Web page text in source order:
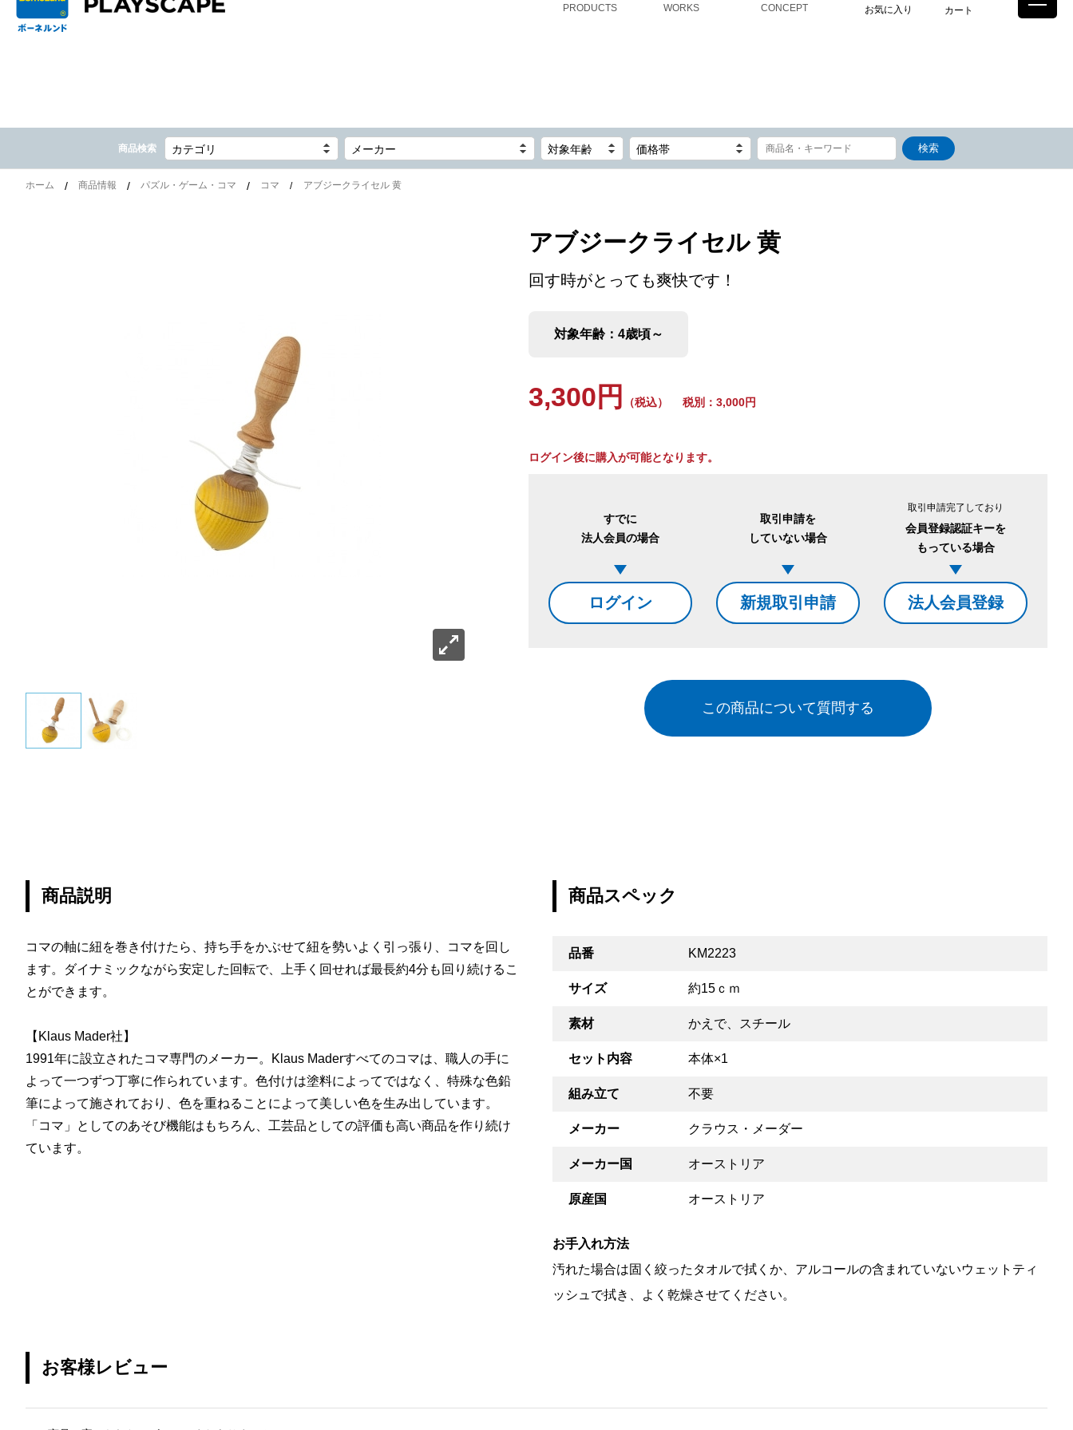
PRODUCTS WORKS CONCEPT お気に入り カート
商品検索 カテゴリ メーカー 対象年齢 価格帯
ホーム 商品情報 パズル・ゲーム・コマ コマ アブジークライセル 黄
アブジークライセル 黄
回す時がとっても爽快です！
対象年齢：4歳頃～
3,300円 （税込） 税別：3,000円
ログイン後に購入が可能となります。
すでに
法人会員の場合
ログイン
取引申請を
していない場合
新規取引申請
取引申請完了しており
会員登録認証キーを
もっている場合
法人会員登録
この商品について質問する
商品説明
コマの軸に紐を巻き付けたら、持ち手をかぶせて紐を勢いよく引っ張り、コマを回し
ます。ダイナミックながら安定した回転で、上手く回せれば最長約4分も回り続けるこ
とができます。
【Klaus Mader社】
1991年に設立されたコマ専門のメーカー。Klaus Maderすべてのコマは、職人の手に
よって一つずつ丁寧に作られています。色付けは塗料によってではなく、特殊な色鉛
筆によって施されており、色を重ねることによって美しい色を生み出しています。
「コマ」としてのあそび機能はもちろん、工芸品としての評価も高い商品を作り続け
ています。
商品スペック
品番 KM2223
サイズ 約15ｃｍ
素材 かえで、スチール
セット内容 本体×1
組み立て 不要
メーカー クラウス・メーダー
メーカー国 オーストリア
原産国 オーストリア
お手入れ方法
汚れた場合は固く絞ったタオルで拭くか、アルコールの含まれていないウェットティ
ッシュで拭き、よく乾燥させてください。
お客様レビュー